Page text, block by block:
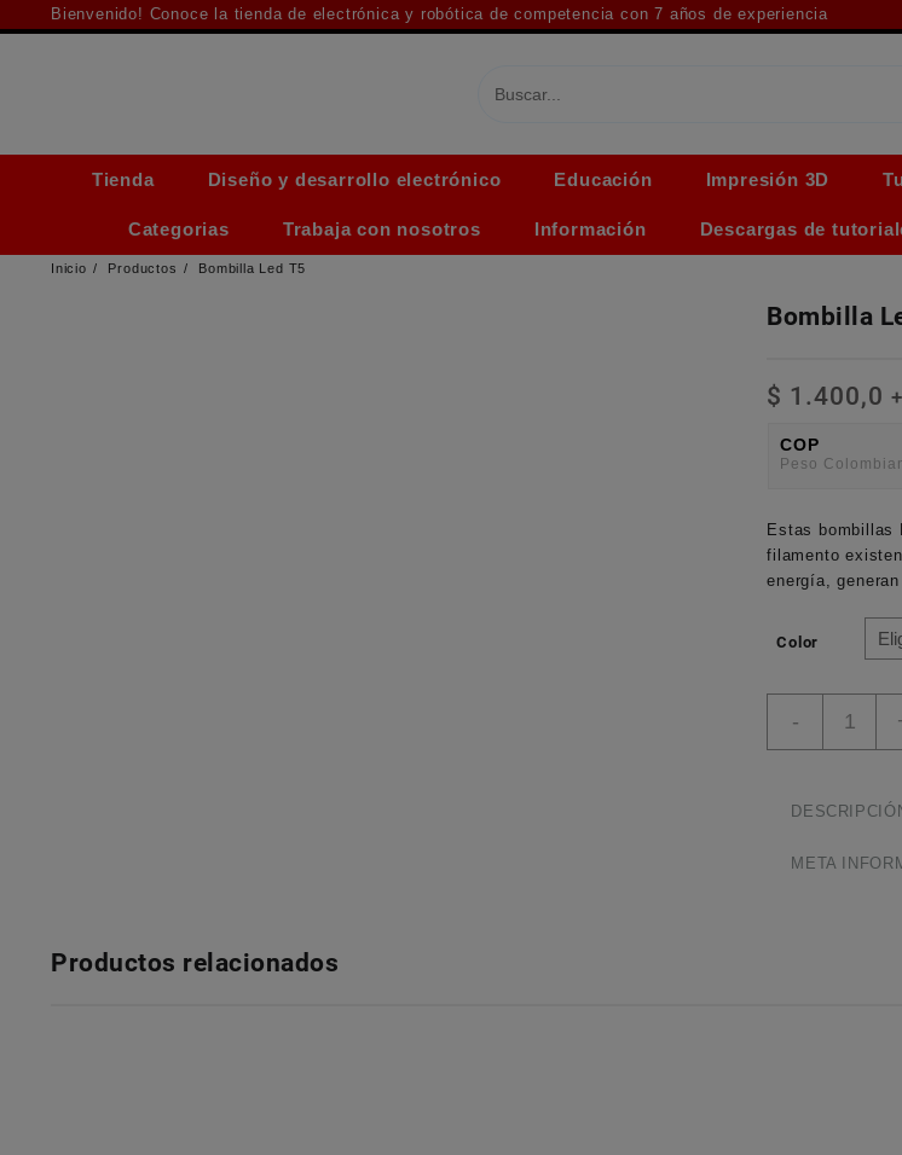
al
Bienvenido! Conoce la tienda de electrónica y robótica de competencia con 7 años de experiencia
Tienda Diseño y desarrollo electrónico Educación Impresión 3D
Categorias Trabaja con nosotros Información Descargas de
Inicio Productos Bombilla Led T5
Bombilla
$ 1.400,0
COP
Peso
American Dollar
Estas bombillas
filamento
energía,
Color
-
Led
META
Productos relacionados